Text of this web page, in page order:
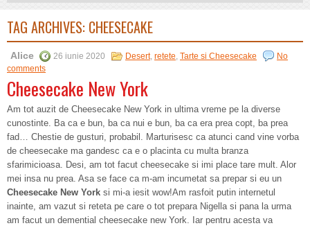
TAG ARCHIVES: CHEESECAKE
Alice 26 iunie 2020 Desert, retete, Tarte si Cheesecake
No
comments
Cheesecake New York
Am tot auzit de Cheesecake New York in ultima vreme pe la diverse
cunostinte. Ba ca e bun, ba ca nui e bun, ba ca era prea copt, ba prea
fad… Chestie de gusturi, probabil. Marturisesc ca atunci cand vine vorba
de cheesecake ma gandesc ca e o placinta cu multa branza
sfarimicioasa. Desi, am tot facut cheesecake si imi place tare mult. Alor
mei insa nu prea. Asa se face ca m-am incumetat sa prepar si eu un
Cheesecake New York si mi-a iesit wow!Am rasfoit putin internetul
inainte, am vazut si reteta pe care o tot prepara Nigella si pana la urma
am facut un demential cheesecake new York. Iar pentru acesta va